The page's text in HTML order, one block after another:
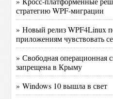
стратегию WPF-миграции
» Новый релиз WPF4Linux
приложениям чувствовать
» Свободная операционная
запрещена в Крыму
» Windows 10 вышла в свет